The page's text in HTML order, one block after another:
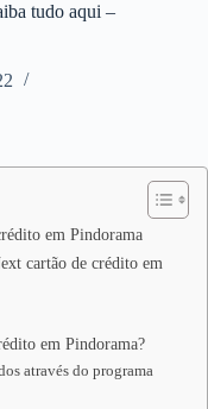
tudo aqui –
em Pindorama
cartão de crédito em
em Pindorama?
através do programa